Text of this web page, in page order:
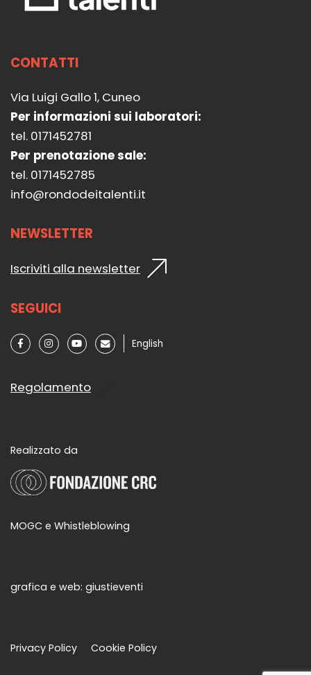
CONTATTI
Via Luigi Gallo 1, Cuneo
Per informazioni sui laboratori:
tel. 0171452781
Per prenotazione sale:
tel. 0171452785
info@rondodeitalenti.it
NEWSLETTER
Iscriviti alla newsletter
SEGUICI
English
Regolamento
Realizzato da
MOGC e Whistleblowing
grafica e web: giustieventi
Privacy Policy Cookie Policy